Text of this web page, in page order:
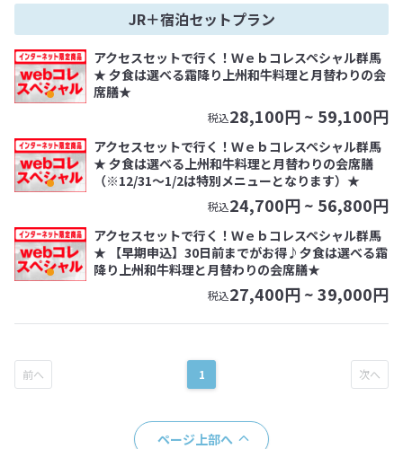
JR＋宿泊セットプラン
アクセスセットで行く！Ｗｅｂコレスペシャル群馬
★ 夕食は選べる霜降り上州和牛料理と月替わりの会
席膳★
税込28,100円 ~ 59,100円
アクセスセットで行く！Ｗｅｂコレスペシャル群馬
★ 夕食は選べる上州和牛料理と月替わりの会席膳
（※12/31～1/2は特別メニューとなります）★
税込24,700円 ~ 56,800円
アクセスセットで行く！Ｗｅｂコレスペシャル群馬
★ 【早期申込】30日前までがお得♪夕食は選べる霜
降り上州和牛料理と月替わりの会席膳★
税込27,400円 ~39,000円
1
ページ上部へ